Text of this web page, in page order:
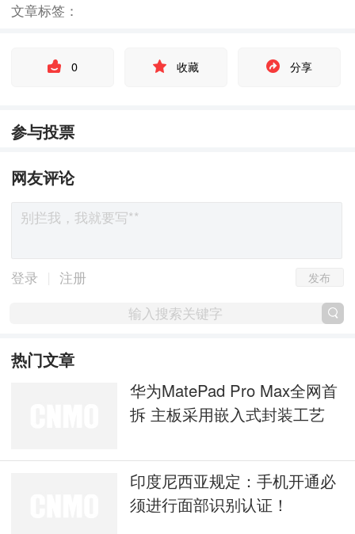
文章标签：
0 收藏 分享
参与投票
网友评论
登录 注册 发布
热门文章
华为MatePad Pro Max全网首
拆 主板采用嵌入式封装工艺
印度尼西亚规定：手机开通必
须进行面部识别认证！